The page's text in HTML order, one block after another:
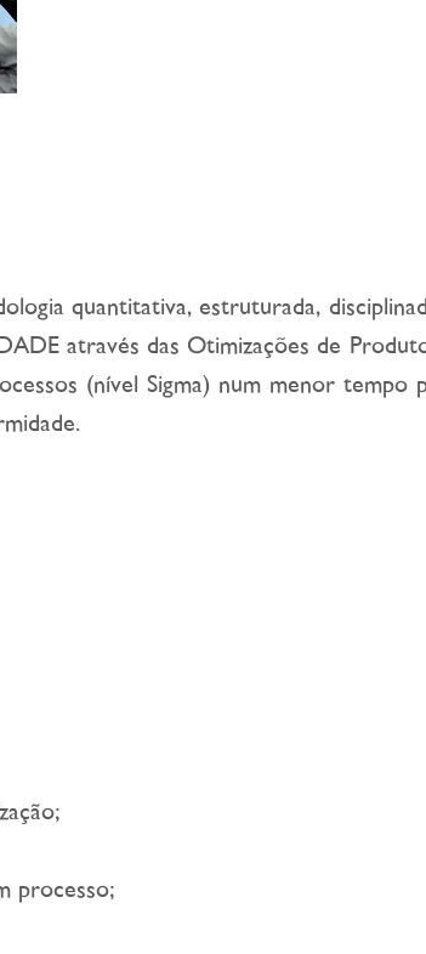
quantitativa, estruturada,
através das Otimizações de
(nível Sigma) num menor tempo
processo;